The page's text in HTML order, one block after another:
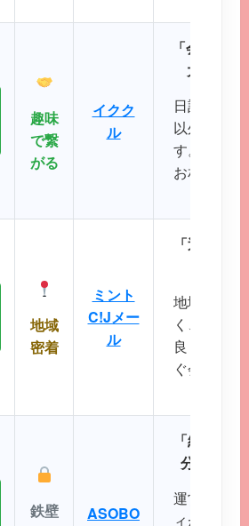
趣味
で繋
がる
イクク
ル
「会員数
大SNS
日記や掲
以外の機
す。共通
お相手と
地域
密着
ミント
C!Jメー
ル
「近所で
地域に根
く、コス
良く出会
ぐ会える
鉄壁
ASOBO
「細かな
分にぴっ
運営実績
ィが非常